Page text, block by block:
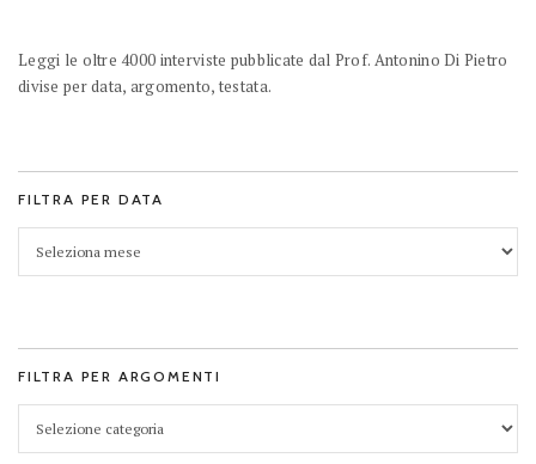
Leggi le oltre 4000 interviste pubblicate dal Prof. Antonino Di Pietro
divise per data, argomento, testata.
FILTRA PER DATA
FILTRA PER ARGOMENTI